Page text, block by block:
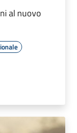
al nuovo